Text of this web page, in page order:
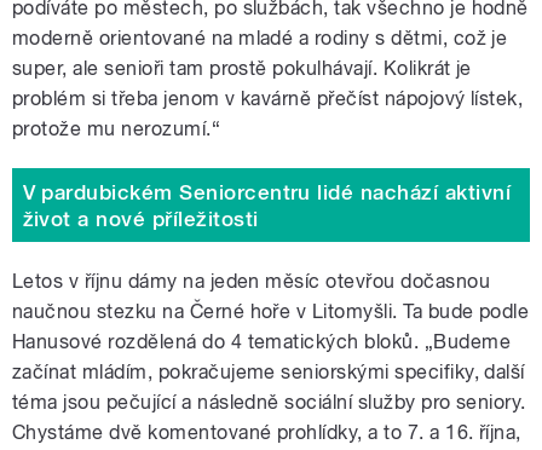
podíváte po městech, po službách, tak všechno je hodně
moderně orientované na mladé a rodiny s dětmi, což je
super, ale senioři tam prostě pokulhávají. Kolikrát je
problém si třeba jenom v kavárně přečíst nápojový lístek,
protože mu nerozumí.“
V pardubickém Seniorcentru lidé nachází aktivní
život a nové příležitosti
Letos v říjnu dámy na jeden měsíc otevřou dočasnou
naučnou stezku na Černé hoře v Litomyšli. Ta bude podle
Hanusové rozdělená do 4 tematických bloků. „Budeme
začínat mládím, pokračujeme seniorskými specifiky, další
téma jsou pečující a následně sociální služby pro seniory.
Chystáme dvě komentované prohlídky, a to 7. a 16. října,